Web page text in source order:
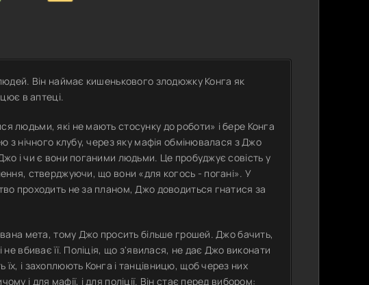
Він наймає кишенькового злодюжку Конга як
в аптеці.
людьми, які не мають стосунку до роботи» і бере Конга
з нічного клубу, через яку мафія обмінювалася з Джо
і чи є вони поганими людьми. Це пробуджує совість у
стверджуючи, що вони «для когось - погані». У
проходить не за планом, Джо доводиться гнатися за
мета, тому Джо просить більше грошей. Джо бачить,
вбиває її. Поліція, що з'явилася, не дає Джо виконати
і захоплюють Конга і танцівницю, щоб через них
і для мафії, і для поліції. Він стає перед вибором: